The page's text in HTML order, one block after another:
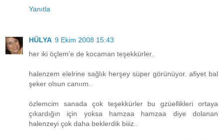
Yanıtla
HÜLYA 9 Ekim 2008 15:43
her iki öçlem'e de kocaman teşekkürler..
halenzem elelrine sağlık herşey süper görünüyor. afiyet bal
şeker olsun canıım..
özlemcim sanada çok teşekkürler bu gzüellikleri ortaya
çıkardığın için yoksa hamzaa hamzaa diye dolanan
halenzeyi çok daha beklerdik biiiz..